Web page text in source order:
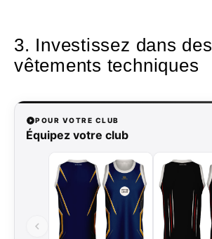
3. Investissez dans des
vêtements techniques
POUR VOTRE CLUB
Équipez votre club